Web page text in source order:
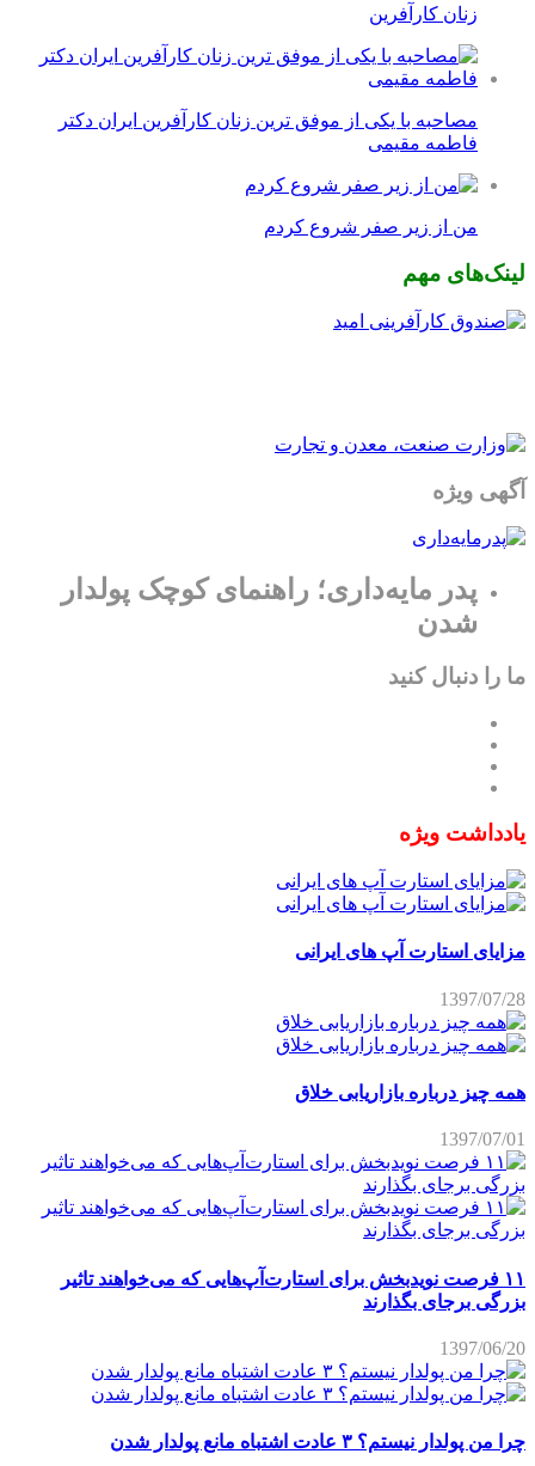
زنان کارآفرین
مصاحبه با یکی از موفق ترین زنان کارآفرین ایران دکتر
فاطمه مقیمی
من از زیر صفر شروع کردم
لینک‌های مهم
آگهی ویژه
پدر مایه‌داری؛ راهنمای کوچک پولدار
شدن
ما را دنبال کنید
یادداشت ویژه
مزایای استارت آپ های ایرانی
1397/07/28
همه چیز درباره بازاریابی خلاق
1397/07/01
۱۱ فرصت نویدبخش برای استارت‌آپ‌هایی که می‌خواهند تاثیر
بزرگی برجای بگذارند
1397/06/20
چرا من پولدار نیستم؟ ۳ عادت اشتباه مانع پولدار شدن